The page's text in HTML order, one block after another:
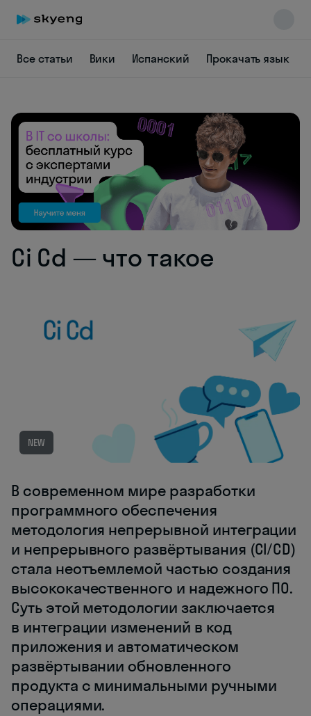
Все статьи Вики Испанский Прокачать язык
Ci Cd — что такое
NEW
В современном мире разработки
программного обеспечения
методология непрерывной интеграции
и непрерывного развёртывания (CI/CD)
стала неотъемлемой частью создания
высококачественного и надежного ПО.
Суть этой методологии заключается
в интеграции изменений в код
приложения и автоматическом
развёртывании обновленного
продукта с минимальными ручными
операциями.
Skyeng Chat
online